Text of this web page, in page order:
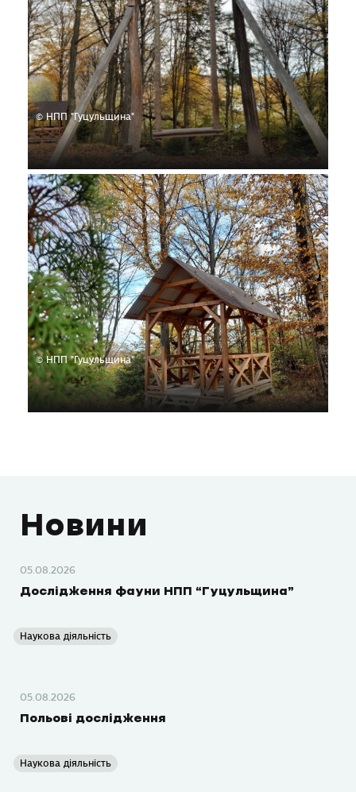
© НПП "Гуцульщина"
© НПП "Гуцульщина"
Новини
05.08.2026
Дослідження фауни НПП “Гуцульщина”
Наукова діяльність
05.08.2026
Польові дослідження
Наукова діяльність